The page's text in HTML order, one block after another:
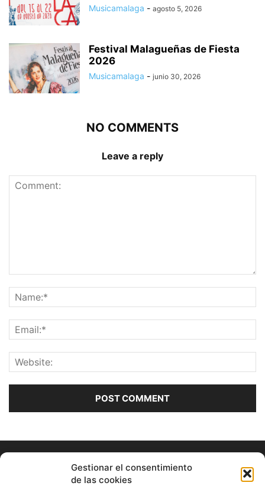
Gestionar el consentimiento
de las cookies
Musicamalaga - agosto 5, 2026
Festival Malagueñas de Fiesta
2026
Musicamalaga - junio 30, 2026
NO COMMENTS
Leave a reply